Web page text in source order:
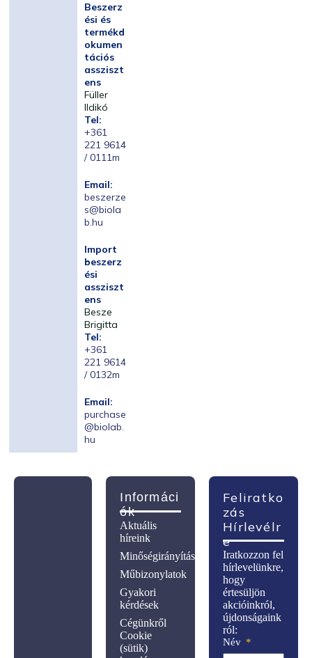
Beszerz
ési és
termékd
okumen
tációs
assziszt
ens
Füller
Ildikó
Tel:
+361
221 9614
/ 0111m
Email:
beszerze
s@biola
b.hu
Import
beszerz
ési
assziszt
ens
Besze
Brigitta
Tel:
+361
221 9614
/ 0132m
Email:
purchase
@biolab.
hu
Feliratko
Zás
Hírlevélr
E
Iratkozzon fel
hírlevelünkre,
hogy
értesüljön
akcióinkról,
újdonságaink
ról:
Név
Informáci
Ók
Aktuális
híreink
Minőségirányítás
Műbizonylatok
Gyakori
kérdések
Cégünkről
Cookie
(sütik)